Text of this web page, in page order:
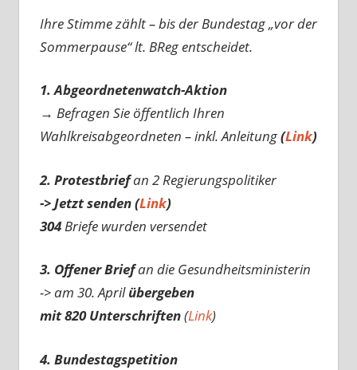
Ihre Stimme zählt – bis der Bundestag „vor der
Sommerpause“ lt. BReg entscheidet.
1. Abgeordnetenwatch-Aktion
→ Befragen Sie öffentlich Ihren
Wahlkreisabgeordneten – inkl. Anleitung(Link)
2. Protestbriefan 2 Regierungspolitiker
-> Jetzt senden (Link)
304Briefe wurden versendet
3. Offener Briefan die Gesundheitsministerin
-> am 30. Aprilübergeben
mit 820 Unterschriften(Link)
4. Bundestagspetition